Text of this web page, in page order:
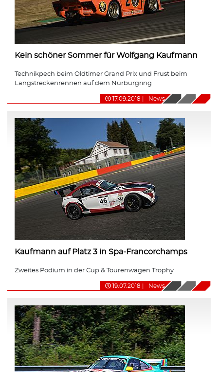
Kein schöner Sommer für Wolfgang Kaufmann
Technikpech beim Oldtimer Grand Prix und Frust beim
Langstreckenrennen auf dem Nürburgring
17.09.2018 News
Kaufmann auf Platz 3 in Spa-Francorchamps
Zweites Podium in der Cup & Tourenwagen Trophy
19.07.2018 News